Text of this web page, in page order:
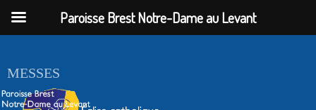
ACCUEIL
MESSES
Paroisse Brest Notre-Dame au Levant